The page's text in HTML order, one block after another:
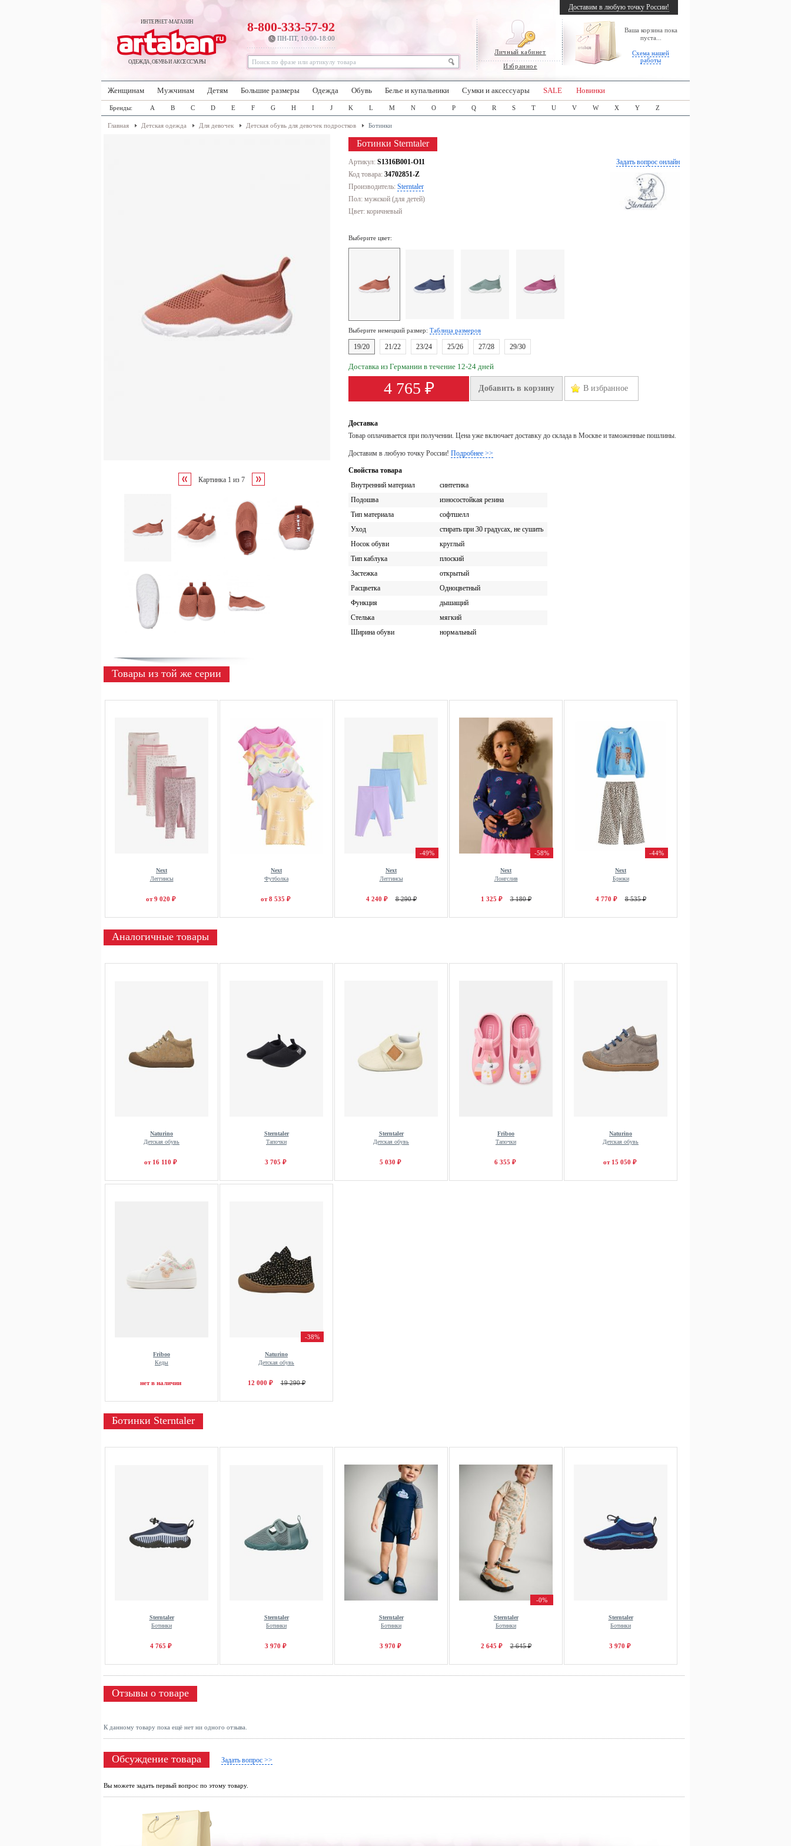
ИНТЕРНЕТ-МАГАЗИН
ОДЕЖДА, ОБУВЬ И АКСЕССУАРЫ
Личный кабинет
Избранное
Ваша корзина пока
пуста...
Схема нашей
работы
8-800-333-57-92
ПН-ПТ, 10:00-18:00
Доставим в любую точку России!
Женщинам Мужчинам Детям Большие размеры Одежда Обувь Белье и купальники Сумки и аксессуары SALE Новинки
Бренды: A B C D E F G H I J K L M N O P Q R S T U V W X Y Z
Главная Детская одежда Для девочек Детская обувь для девочек подростков Ботинки
Картинка 1 из 7
Ботинки Sterntaler
Задать вопрос онлайн
Артикул: S1316B001-O11
Код товара: 34702851-Z
Производитель: Sterntaler
Пол: мужской (для детей)
Цвет: коричневый
Выберите цвет:
Выберите немецкий размер: Таблица размеров
19/20 21/22 23/24 25/26 27/28 29/30
Доставка из Германии в течение 12-24 дней
4 765 ₽ Добавить в корзину В избранное
Доставка
Товар оплачивается при получении. Цена уже включает доставку до склада в Москве и таможенные пошлины.
Доставим в любую точку России! Подробнее >>
Свойства товара
Внутренний материал
синтетика
Подошва
износостойкая резина
Тип материала
софтшелл
Уход
стирать при 30 градусах, не сушить
Носок обуви
круглый
Тип каблука
плоский
Застежка
открытый
Расцветка
Одноцветный
Функция
дышащий
Стелька
мягкий
Ширина обуви
нормальный
Товары из той же серии
Next
Леггинсы
от 9 020 ₽
Next
Футболка
от 8 535 ₽
-49%
Next
Леггинсы
4 240 ₽ 8 290 ₽
-58%
Next
Лонгслив
1 325 ₽ 3 180 ₽
-44%
Next
Брюки
4 770 ₽ 8 535 ₽
Аналогичные товары
Naturino
Детская обувь
от 16 110 ₽
Sterntaler
Тапочки
3 705 ₽
Sterntaler
Детская обувь
5 030 ₽
Friboo
Тапочки
6 355 ₽
Naturino
Детская обувь
от 15 050 ₽
Friboo
Кеды
нет в наличии
-38%
Naturino
Детская обувь
12 000 ₽ 19 290 ₽
Ботинки Sterntaler
Sterntaler
Ботинки
4 765 ₽
Sterntaler
Ботинки
3 970 ₽
Sterntaler
Ботинки
3 970 ₽
-0%
Sterntaler
Ботинки
2 645 ₽ 2 645 ₽
Sterntaler
Ботинки
3 970 ₽
Отзывы о товаре
К данному товару пока ещё нет ни одного отзыва.
Обсуждение товара Задать вопрос >>
Вы можете задать первый вопрос по этому товару.